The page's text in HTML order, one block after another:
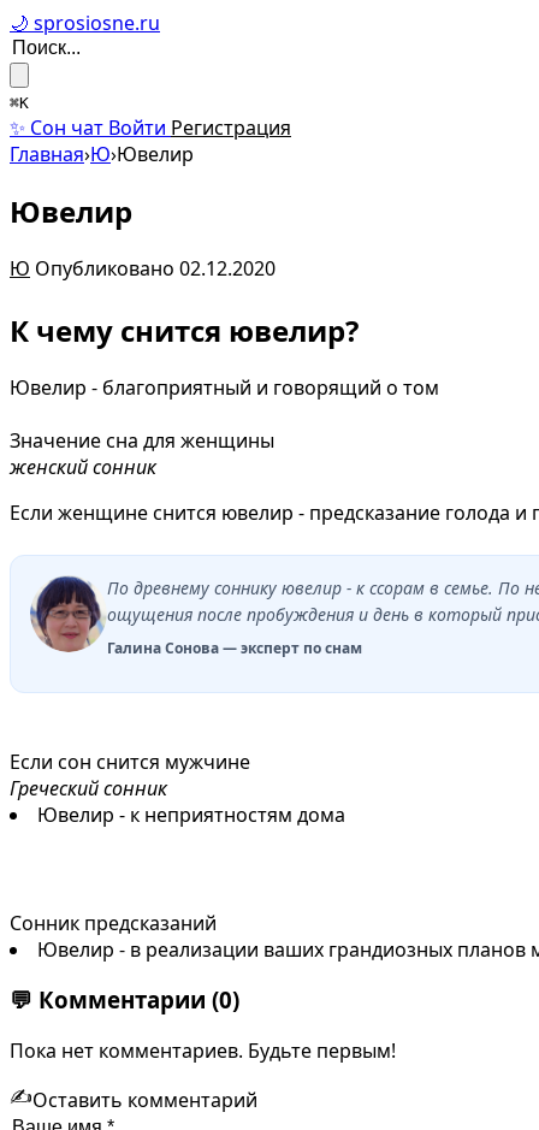
🌙 sprosiosne.ru
⌘K
✨ Сон чат Войти Регистрация
Главная›Ю›Ювелир
Ювелир
Ю Опубликовано 02.12.2020
К чему снится ювелир?
Ювелир - благоприятный и говорящий о том
Значение сна для женщины
женский сонник
Если женщине снится ювелир - предсказание голода
По древнему соннику ювелир - к ссорам в семье.
ощущения после пробуждения и день в который
Галина Сонова — эксперт по снам
Если сон снится мужчине
Греческий сонник
Ювелир - к неприятностям дома
Сонник предсказаний
Ювелир - в реализации ваших грандиозных
💬 Комментарии (0)
Пока нет комментариев. Будьте первым!
✍️Оставить комментарий